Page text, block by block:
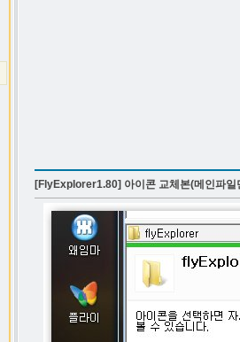
[FlyExplorer1.80] 아이콘 교체본(메인파일